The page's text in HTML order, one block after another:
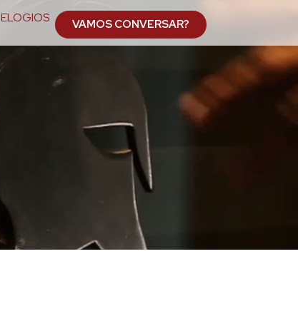
ELOGIOS VAMOS CONVERSAR?